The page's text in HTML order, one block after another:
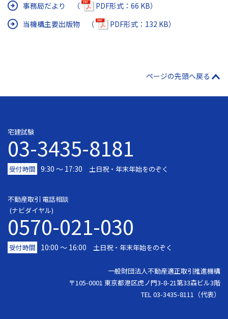
事務局だより （
PDF形式：66 KB）
当機構主要出版物 （
PDF形式：132 KB）
ページの先頭へ戻る
宅建試験
03-3435-8181
受付時間 9:30 〜 17:30 土日祝・年末年始をのぞく
不動産取引 電話相談
(ナビダイヤル)
0570-021-030
受付時間 10:00 ～ 16:00 土日祝・年末年始をのぞく
一般財団法人不動産適正取引推進機構
〒105-0001 東京都港区虎ノ門3-8-21第33森ビル3階
TEL 03-3435-8111（代表）